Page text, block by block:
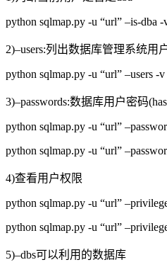
python sqlmap.py -u “url” –is-dba -
2)–users:列出数据库管理系统用
python sqlmap.py -u “url” –users -v
3)–passwords:数据库用户密码
python sqlmap.py -u “url”
python sqlmap.py -u “url”
4)查看用户权限
python sqlmap.py -u “url”
python sqlmap.py -u “url”
5)–dbs可以利用的数据库